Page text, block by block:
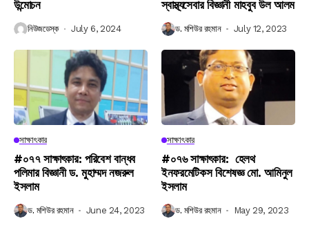
উন্মোচন
নিউজডেস্ক July 6, 2024
স্বাস্থ্যসেবার বিজ্ঞানী মাহবুব উল আলম
ড. মশিউর রহমান July 12, 2023
সাক্ষাৎকার
#০৭৭ সাক্ষাৎকার: পরিবেশ বান্ধব
পলিমার বিজ্ঞানী ড. মুহাম্মদ নজরুল
ইসলাম
ড. মশিউর রহমান June 24, 2023
সাক্ষাৎকার
#০৭৬ সাক্ষাৎকার: হেলথ
ইনফরমেটিকস বিশেষজ্ঞ মো. আমিনুল
ইসলাম
ড. মশিউর রহমান May 29, 2023